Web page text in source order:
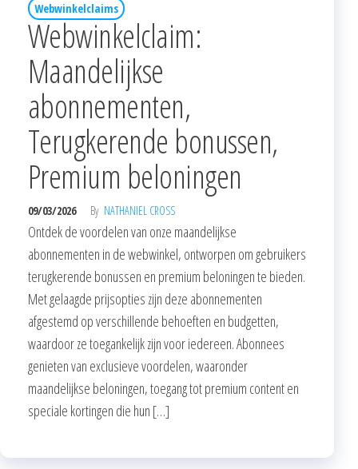
Webwinkelclaims
Webwinkelclaim:
Maandelijkse
abonnementen,
Terugkerende bonussen,
Premium beloningen
09/03/2026 By NATHANIEL CROSS
Ontdek de voordelen van onze maandelijkse
abonnementen in de webwinkel, ontworpen om gebruikers
terugkerende bonussen en premium beloningen te bieden.
Met gelaagde prijsopties zijn deze abonnementen
afgestemd op verschillende behoeften en budgetten,
waardoor ze toegankelijk zijn voor iedereen. Abonnees
genieten van exclusieve voordelen, waaronder
maandelijkse beloningen, toegang tot premium content en
speciale kortingen die hun […]